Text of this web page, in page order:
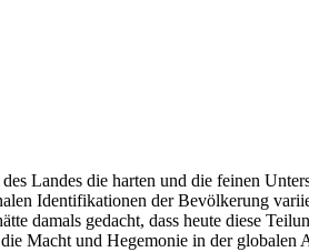
Landes die harten und die feinen
Identifikationen der Bevölkerung
damals gedacht, dass heute diese
Macht und Hegemonie in der globalen